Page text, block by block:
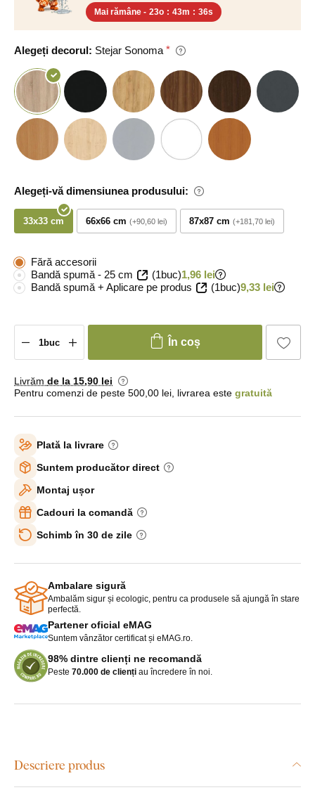
Mai rămâne - 23o : 43m : 35s
Alegeți decorul: Stejar Sonoma
Alegeți-vă dimensiunea produsului:
33x33 cm 66x66 cm +90,60 lei 87x87 cm +181,70 lei
Fără accesorii
Bandă spumă - 25 cm
(1buc)1,96 lei
Bandă spumă + Aplicare pe produs
(1buc)9,33 lei
În coș
Livrăm de la 15,90 lei
Pentru comenzi de peste 500,00 lei, livrarea este gratuită
Plată la livrare
Suntem producător direct
Montaj ușor
Cadouri la comandă
Schimb în 30 de zile
Ambalare sigură
Ambalăm sigur și ecologic, pentru ca produsele să ajungă în stare
perfectă.
Partener oficial eMAG
Suntem vânzător certificat și eMAG.ro.
98% dintre clienți ne recomandă
Peste 70.000 de clienți au încredere în noi.
Descriere produs